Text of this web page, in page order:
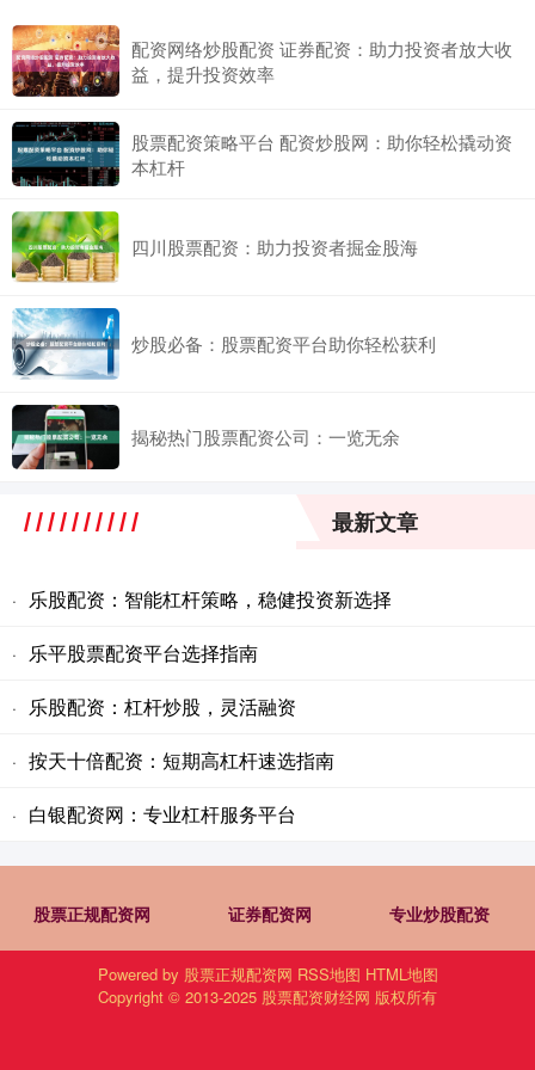
配资网络炒股配资 证券配资：助力投资者放大收
益，提升投资效率
股票配资策略平台 配资炒股网：助你轻松撬动资
本杠杆
四川股票配资：助力投资者掘金股海
炒股必备：股票配资平台助你轻松获利
揭秘热门股票配资公司：一览无余
最新文章
· 乐股配资：智能杠杆策略，稳健投资新选择
· 乐平股票配资平台选择指南
· 乐股配资：杠杆炒股，灵活融资
· 按天十倍配资：短期高杠杆速选指南
· 白银配资网：专业杠杆服务平台
股票正规配资网 证券配资网 专业炒股配资
Powered by 股票正规配资网 RSS地图 HTML地图
Copyright © 2013-2025 股票配资财经网 版权所有